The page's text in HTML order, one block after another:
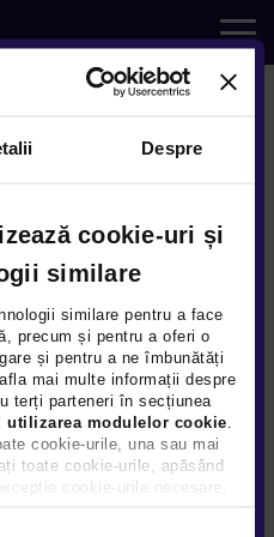
Despre
cookie-uri și
similare
similare pentru a face
precum și pentru a oferi o
și pentru a ne îmbunătăți
mai multe informații despre
terți parteneri în secțiunea
utilizarea modulelor cookie.
cookie-urile, una sau mai
toate cookie-urile, apăsând
cookie-urile necesare,
NOUL